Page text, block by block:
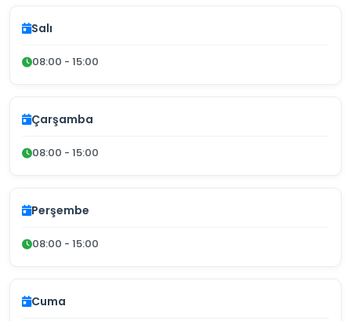
Salı
08:00 - 15:00
Çarşamba
08:00 - 15:00
Perşembe
08:00 - 15:00
Cuma